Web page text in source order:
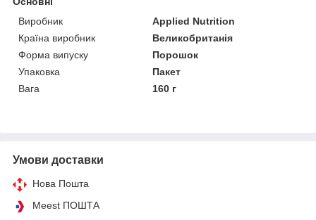
Виробник
Applied Nutrition
Країна виробник
Великобританія
Форма випуску
Порошок
Упаковка
Пакет
Вага
160 г
Умови доставки
Нова Пошта
Meest ПОШТА